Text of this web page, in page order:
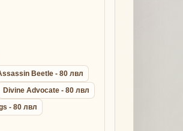
Beetle - 80 лвл
Divine Advocate - 80 лвл
- 80 лвл